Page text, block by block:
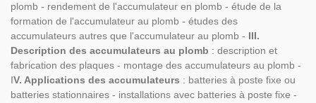
plomb - rendement de l'accumulateur en plomb - étude de la
formation de l'accumulateur au plomb - études des
accumulateurs autres que l'accumulateur au plomb - III.
Description des accumulateurs au plomb : description et
fabrication des plaques - montage des accumulateurs au plomb -
IV. Applications des accumulateurs : batteries à poste fixe ou
batteries stationnaires - installations avec batteries à poste fixe -